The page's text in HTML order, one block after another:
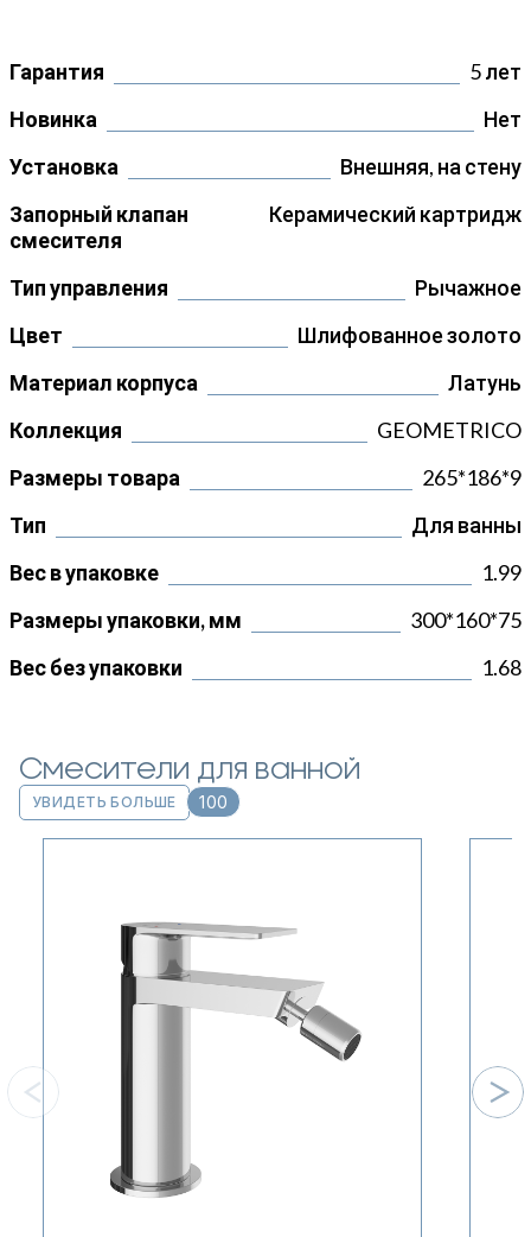
Гарантия
5 лет
Новинка
Нет
Установка
Внешняя, на стену
Запорный клапан
смесителя
Керамический картридж
Тип управления
Рычажное
Цвет
Шлифованное золото
Материал корпуса
Латунь
Коллекция
GEOMETRICO
Размеры товара
265*186*9
Тип
Для ванны
Вес в упаковке
1.99
Размеры упаковки, мм
300*160*75
Вес без упаковки
1.68
Смесители для ванной
УВИДЕТЬ БОЛЬШЕ 100